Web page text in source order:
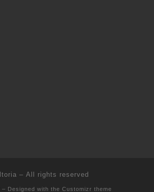
– All rights reserved
– Designed with the Customizr theme